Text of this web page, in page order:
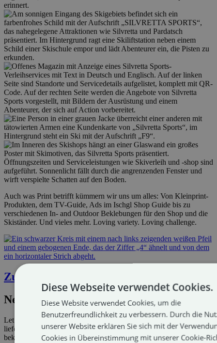
Auch was Print betrifft kümmern wir uns um alles: Von Kleinprint-
Produkten, dem TV-Guide, Ads im Ischgl Shop Guide bis zu
verschiedenen In- and Outdoor Beklebungen für den Shop und die
Skiständer. Und vieles mehr. Loving variety. Loving challenge.
Zurück
Newsletter
Let’s stay connected! Projekte, die überzeugen. Leistungen, die
liefern. Und Themen, die wirklich etwas mit dir zu tun haben
bekommt ihr von uns.
Diese Webseite verwendet Cookies.
Diese Website verwendet Cookies, um die
Benutzerfreundlichkeit zu verbessern. Durch die
unserer Website erklären Sie sich mit der
Cookies in Übereinstimmung mit unserer Cookie-